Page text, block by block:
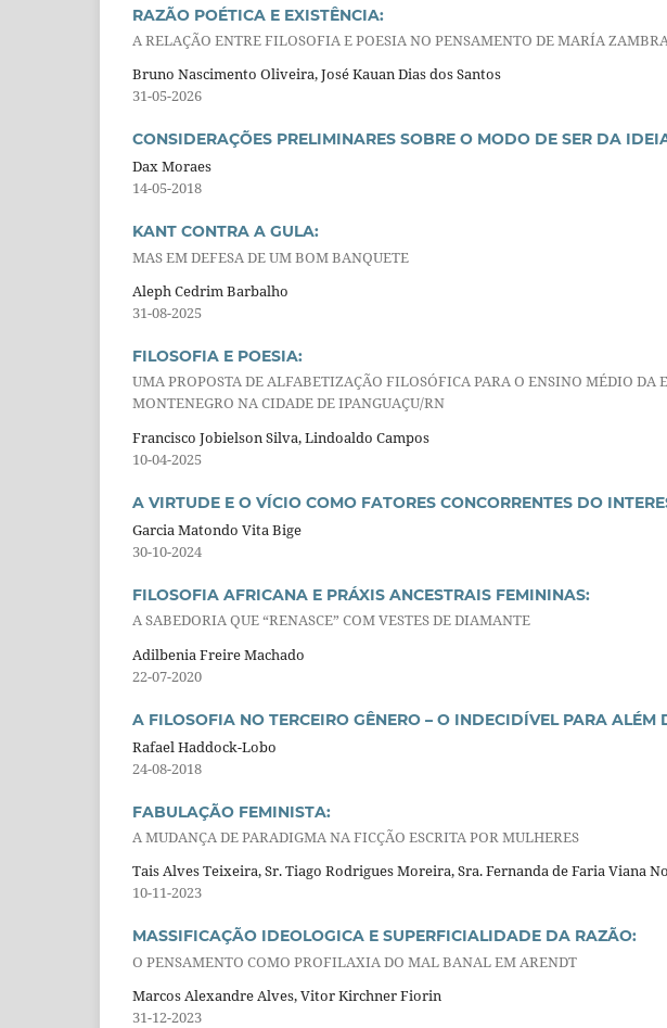
RAZÃO POÉTICA E EXISTÊNCIA:
A RELAÇÃO ENTRE FILOSOFIA E POESIA NO PENSAMENTO DE MARÍA
Bruno Nascimento Oliveira, José Kauan Dias dos Santos
31-05-2026
CONSIDERAÇÕES PRELIMINARES SOBRE O MODO DE SER DA
Dax Moraes
14-05-2018
KANT CONTRA A GULA:
MAS EM DEFESA DE UM BOM BANQUETE
Aleph Cedrim Barbalho
31-08-2025
FILOSOFIA E POESIA:
UMA PROPOSTA DE ALFABETIZAÇÃO FILOSÓFICA PARA O ENSINO MÉDIO DA
MONTENEGRO NA CIDADE DE IPANGUAÇU/RN
Francisco Jobielson Silva, Lindoaldo Campos
10-04-2025
A VIRTUDE E O VÍCIO COMO FATORES CONCORRENTES DO
Garcia Matondo Vita Bige
30-10-2024
FILOSOFIA AFRICANA E PRÁXIS ANCESTRAIS FEMININAS:
A SABEDORIA QUE “RENASCE” COM VESTES DE DIAMANTE
Adilbenia Freire Machado
22-07-2020
A FILOSOFIA NO TERCEIRO GÊNERO – O INDECIDÍVEL PARA
Rafael Haddock-Lobo
24-08-2018
FABULAÇÃO FEMINISTA:
A MUDANÇA DE PARADIGMA NA FICÇÃO ESCRITA POR MULHERES
Tais Alves Teixeira, Sr. Tiago Rodrigues Moreira, Sra. Fernanda de Faria Viana
10-11-2023
MASSIFICAÇÃO IDEOLOGICA E SUPERFICIALIDADE DA RAZÃO:
O PENSAMENTO COMO PROFILAXIA DO MAL BANAL EM ARENDT
Marcos Alexandre Alves, Vitor Kirchner Fiorin
31-12-2023